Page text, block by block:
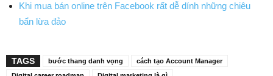
Khi mua bán online trên Facebook rất dễ dính những chiêu
bẩn lừa đảo
TAGS bước thang danh vọng
cách tạo Account Manager